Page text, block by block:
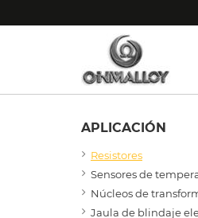
APLICACIÓN
Resistores
Sensores de
Núcleos de
Jaula de blindaje